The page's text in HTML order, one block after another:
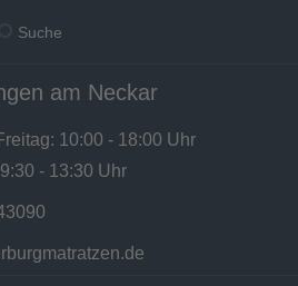
Suche:
Suche
am Neckar
10:00 - 18:00 Uhr
- 13:30 Uhr
Suche:
Suche
SHOP 0,00